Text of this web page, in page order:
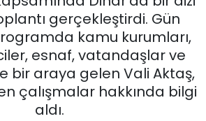
gerçekleştirdi. Gün
kamu kurumları,
esnaf, vatandaşlar ve
bir araya gelen Vali Aktaş,
çalışmalar hakkında bilgi
aldı.
Haberleri